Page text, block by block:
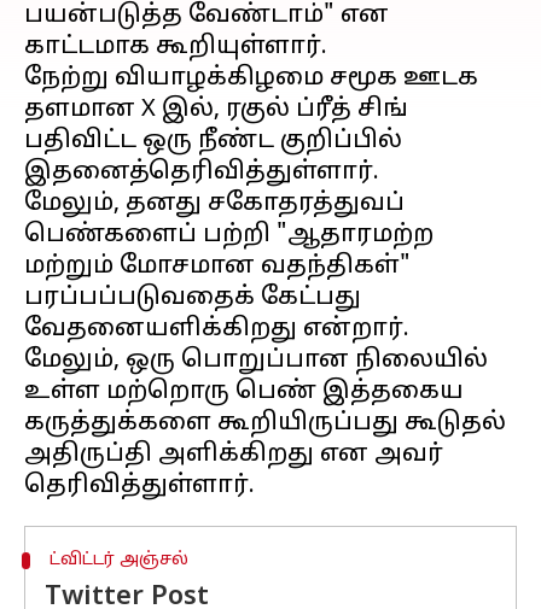
பயன்படுத்த வேண்டாம்" என
காட்டமாக கூறியுள்ளார்.
நேற்று வியாழக்கிழமை சமூக ஊடக
தளமான X இல், ரகுல் ப்ரீத் சிங்
பதிவிட்ட ஒரு நீண்ட குறிப்பில்
இதனைத்தெரிவித்துள்ளார்.
மேலும், தனது சகோதரத்துவப்
பெண்களைப் பற்றி "ஆதாரமற்ற
மற்றும் மோசமான வதந்திகள்"
பரப்பப்படுவதைக் கேட்பது
வேதனையளிக்கிறது என்றார்.
மேலும், ஒரு பொறுப்பான நிலையில்
உள்ள மற்றொரு பெண் இத்தகைய
கருத்துக்களை கூறியிருப்பது கூடுதல்
அதிருப்தி அளிக்கிறது என அவர்
ட்விட்டர் அஞ்சல்
Twitter Post